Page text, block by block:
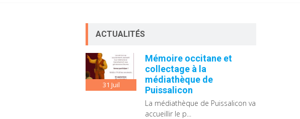
ACTUALITÉS
31 Juil
Mémoire occitane et
collectage à la
médiathèque de
Puissalicon
La médiathèque de Puissalicon va
accueillir le p...